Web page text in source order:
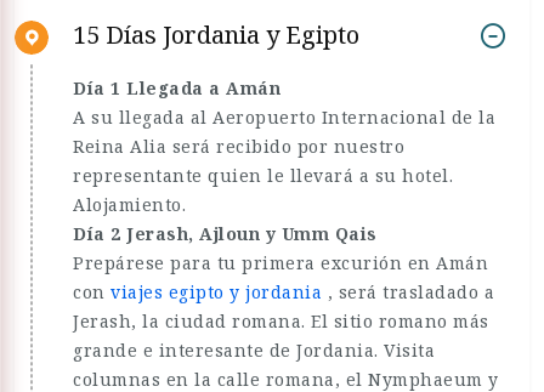
15 Días Jordania y Egipto
Día 1 Llegada a Amán
A su llegada al Aeropuerto Internacional de la
Reina Alia será recibido por nuestro
representante quien le llevará a su hotel.
Alojamiento.
Día 2 Jerash, Ajloun y Umm Qais
Prepárese para tu primera excurión en Amán
con viajes egipto y jordania , será trasladado a
Jerash, la ciudad romana. El sitio romano más
grande e interesante de Jordania. Visita
columnas en la calle romana, el Nymphaeum y